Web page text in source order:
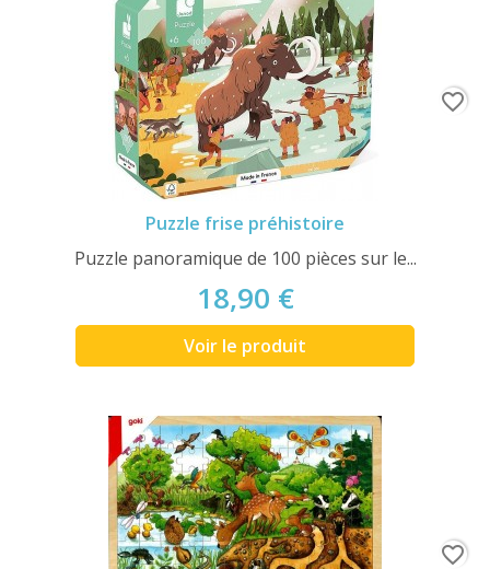
Puzzle frise préhistoire
Puzzle panoramique de 100 pièces sur le...
18,90 €
Voir le produit
favorite_border
favorite_border